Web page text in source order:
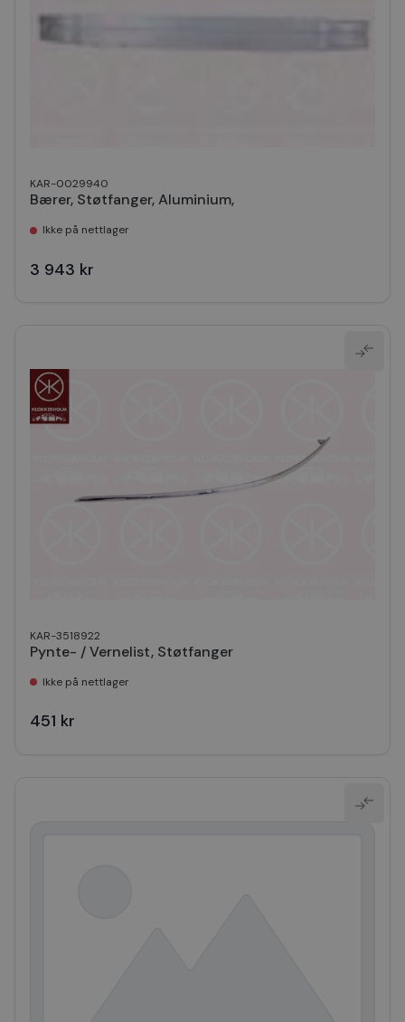
KAR-0029940
Bærer, Støtfanger, Aluminium,
Ikke på nettlager
3 943 kr
KAR-3518922
Pynte- / Vernelist, Støtfanger
Ikke på nettlager
451 kr